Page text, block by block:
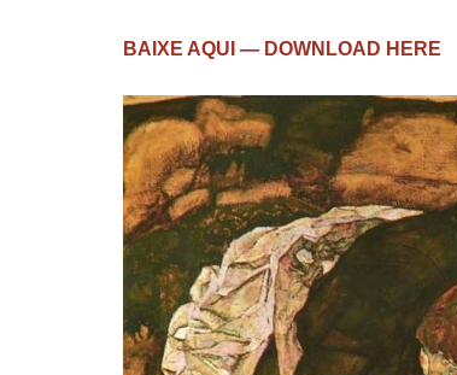
BAIXE AQUI — DOWNLOAD HERE